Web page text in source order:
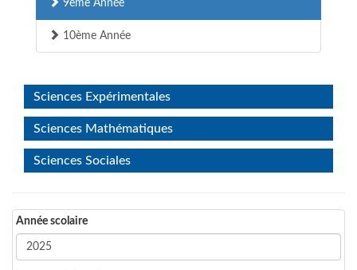
9ème Année
10ème Année
Sciences Expérimentales
Sciences Mathématiques
Sciences Sociales
Année scolaire